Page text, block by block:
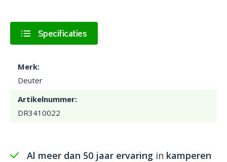
Specificaties
Merk:
Deuter
Artikelnummer:
DR3410022
Al meer dan 50 jaar ervaring in kamperen